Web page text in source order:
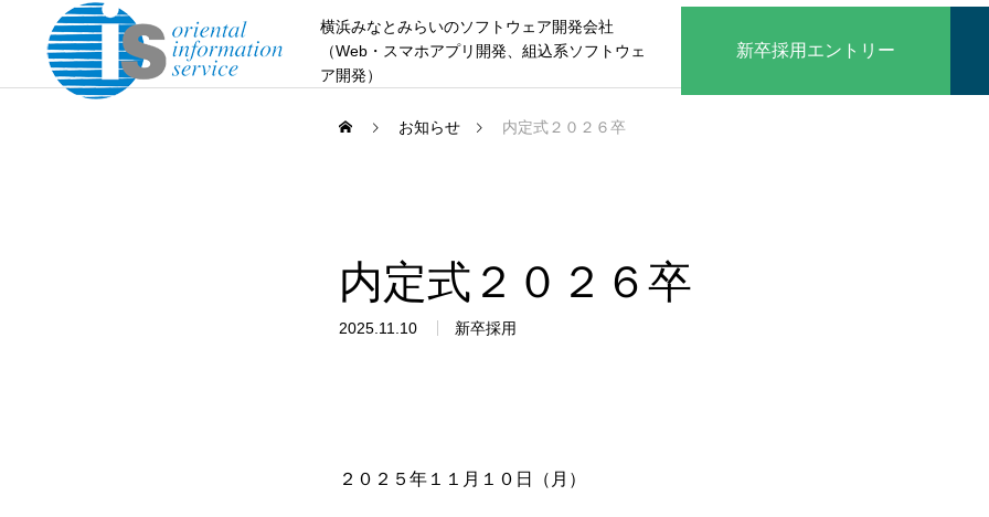
横浜みなとみらいのソフトウェア開発会社
（Web・スマホアプリ開発、組込系ソフトウェ
ア開発）
新卒採用エントリー
お知らせ 内定式２０２６卒
内定式２０２６卒
2025.11.10 新卒採用
２０２５年１１月１０日（月）